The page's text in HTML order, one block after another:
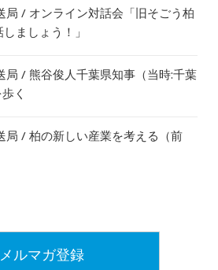
局 / オンライン対話会「旧そごう柏
ましょう！」
局 / 熊谷俊人千葉県知事（当時:千葉
く
局 / 柏の新しい産業を考える（前
メルマガ登録